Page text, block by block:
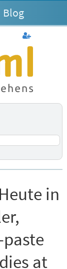
Blog
Heute in
at